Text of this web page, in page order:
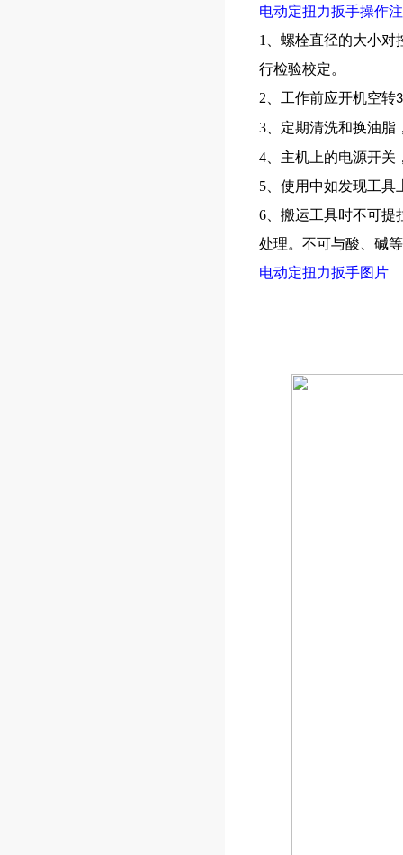
电动定扭力扳手操作
1、螺栓直径的大小对
行检验校定。
2、工作前应开机空转
3、定期清洗和换油脂
4、主机上的电源开关
5、使用中如发现工具
6、搬运工具时不可提
处理。不可与酸、碱
电动定扭力扳手图片